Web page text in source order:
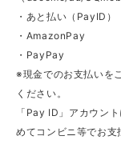
・あと払い（PayID）
・AmazonPay
・PayPay
※現金でのお支払いを
ください。
「Pay ID」アカウン
めてコンビニ等でお支